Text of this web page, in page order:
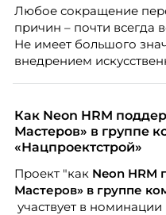
Любое сокращение
причин – почти всегда
Не имеет большого
внедрением
структуры компании.
означают потерю
рынка становятся
нередко
негативно влияет HR-
Как Neon HRM
Мастеров» в группе
«Нацпроектстрой»
Проект "как Neon HRM
Мастеров» в группе
участвует в